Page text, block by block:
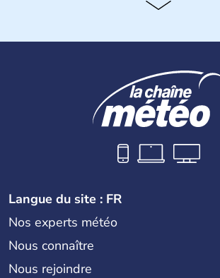
Langue du site : FR
Nos experts météo
Nous connaître
Nous rejoindre